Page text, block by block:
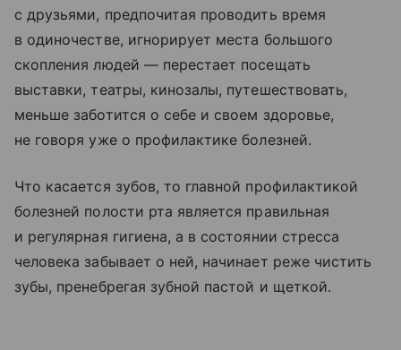
с друзьями, предпочитая проводить время
в одиночестве, игнорирует места большого
скопления людей — перестает посещать
выставки, театры, кинозалы, путешествовать,
меньше заботится о себе и своем здоровье,
не говоря уже о профилактике болезней.
Что касается зубов, то главной профилактикой
болезней полости рта является правильная
и регулярная гигиена, а в состоянии стресса
человека забывает о ней, начинает реже чистить
зубы, пренебрегая зубной пастой и щеткой.